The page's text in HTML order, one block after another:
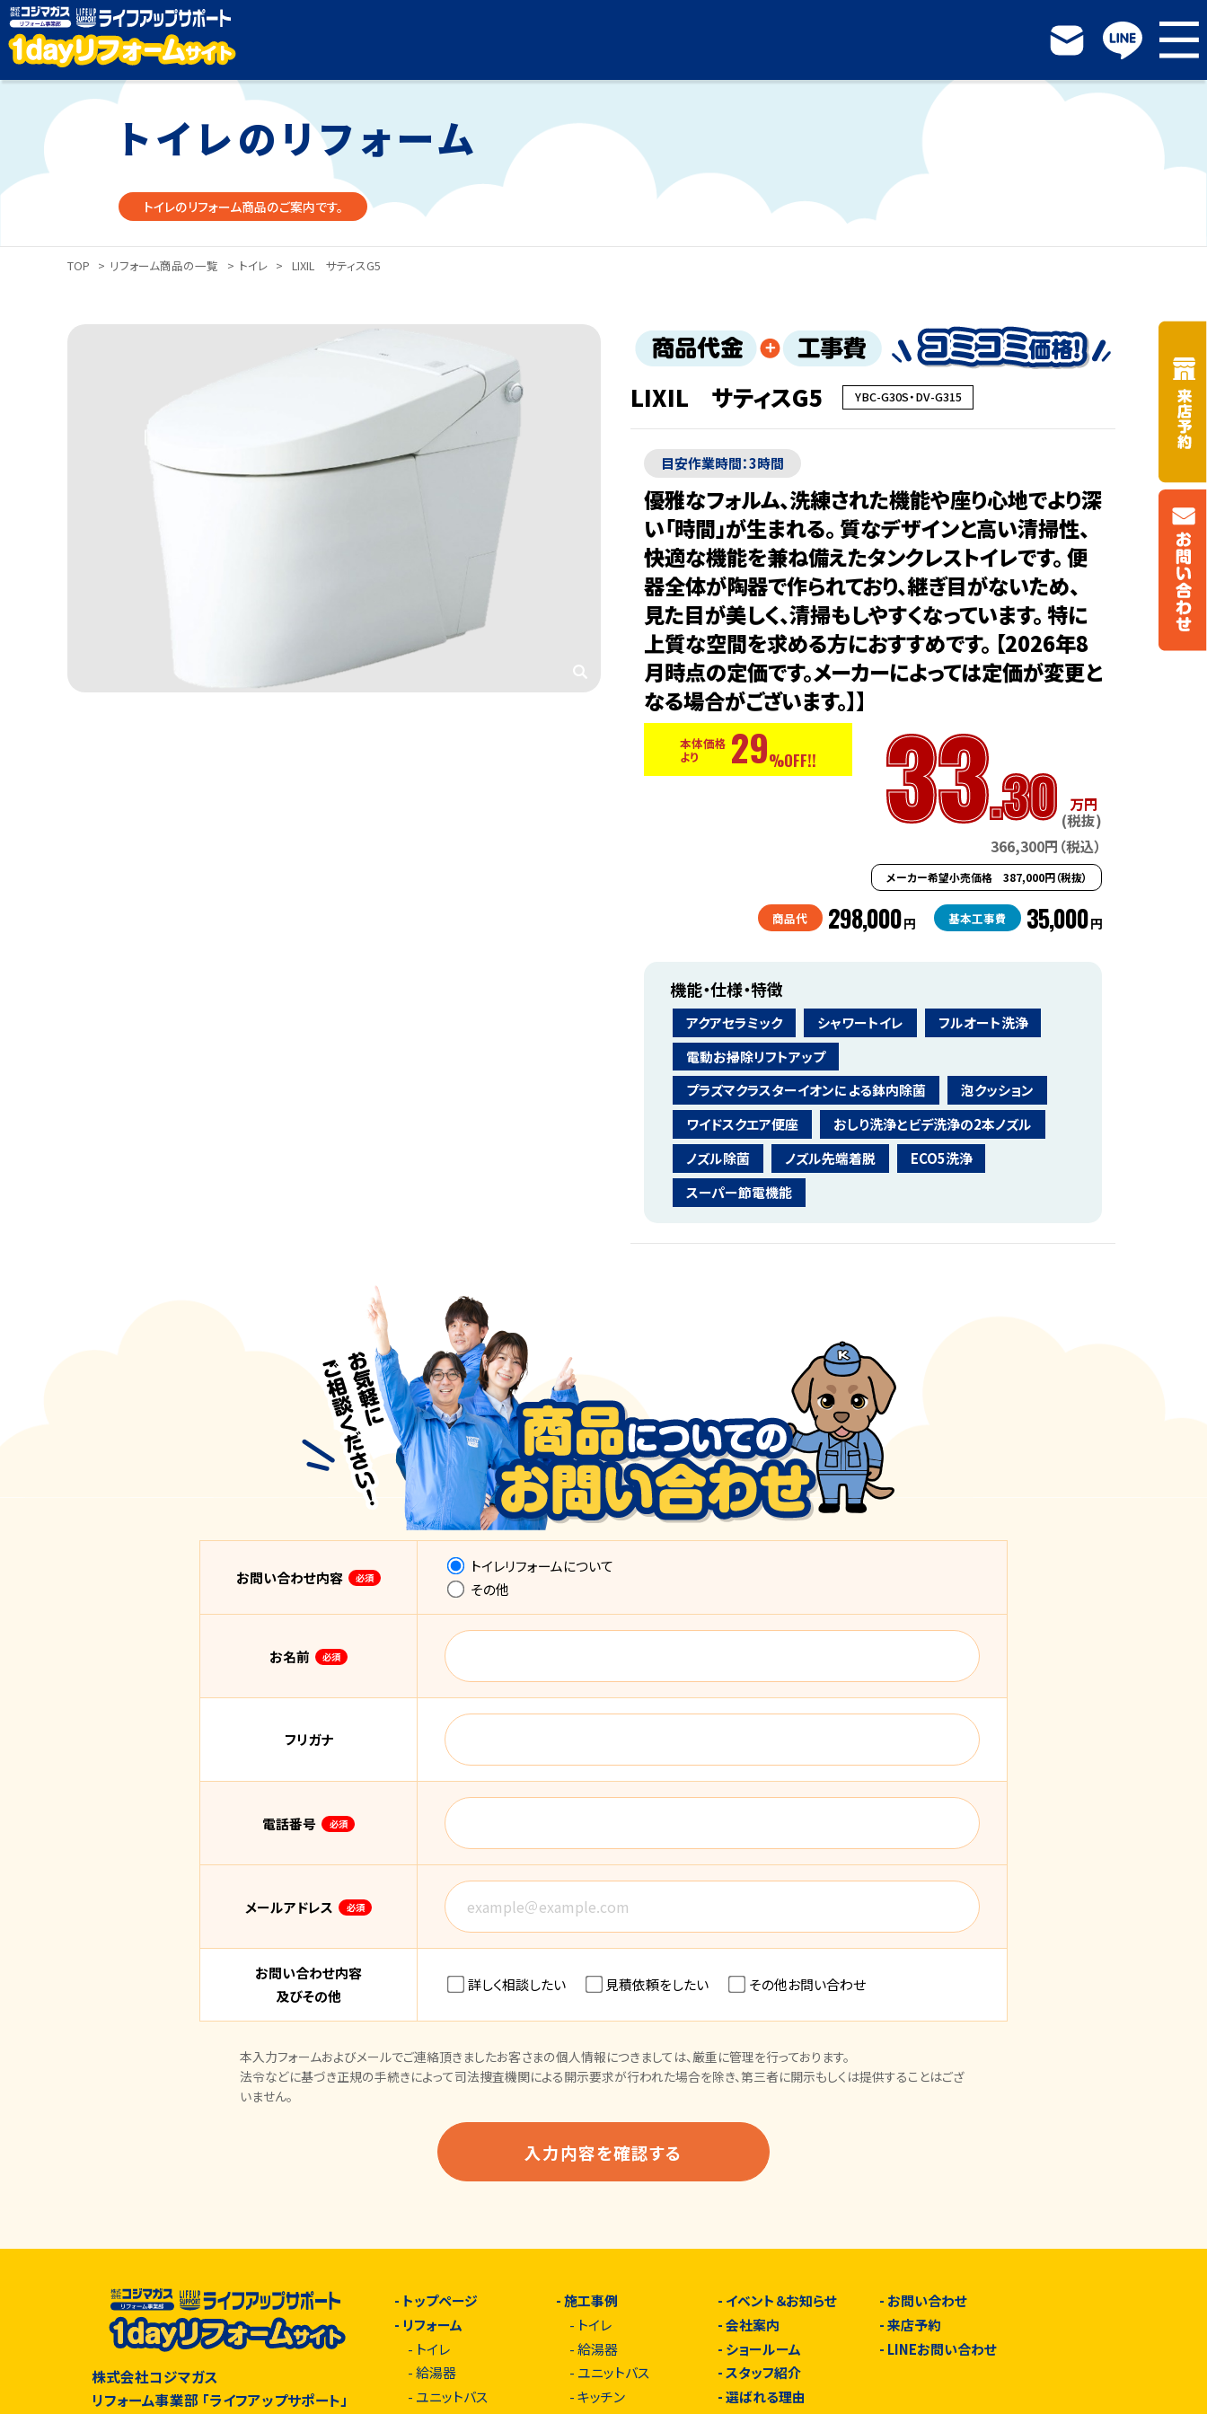
トイレのリフォーム
トイレのリフォーム商品のご案内です。
TOP > リフォーム商品の一覧 > トイレ > LIXIL サティスG5
LIXIL サティスG5 YBC-G30S・DV-G315
目安作業時間：3時間
優雅なフォルム、洗練された機能や座り心地でより深
い「時間」が生まれる。 質なデザインと高い清掃性、
快適な機能を兼ね備えたタンクレストイレです。 便
器全体が陶器で作られており、継ぎ目がないため、
見た目が美しく、清掃もしやすくなっています。 特に
上質な空間を求める方におすすめです。 【2026年8
月時点の定価です。メーカーによっては定価が変更と
なる場合がございます。】】
本体価格
より 29%OFF!! 33.30
万円
(税抜)
366,300円（税込）
メーカー希望小売価格 387,000円（税抜）
商品代 298,000円 基本工事費 35,000円
機能・仕様・特徴
アクアセラミック シャワートイレ
フルオート洗浄
電動お掃除リフトアップ
プラズマクラスターイオンによる鉢内除菌
泡クッション
ワイドスクエア便座
おしり洗浄とビデ洗浄の2本ノズル
ノズル除菌
ノズル先端着脱
ECO5洗浄
スーパー節電機能
お問い合わせ内容 必須
トイレリフォームについて
その他
お名前 必須
フリガナ
電話番号 必須
メールアドレス 必須
お問い合わせ内容
及びその他
詳しく相談したい 見積依頼をしたい その他お問い合わせ
本入力フォームおよびメールでご連絡頂きましたお客さまの個人情報につきましては、厳重に管理を行っております。
法令などに基づき正規の手続きによって司法捜査機関による開示要求が行われた場合を除き、第三者に開示もしくは提供することはござ
いません。
株式会社コジマガス
リフォーム事業部 「ライフアップサポート」
- トップページ
- リフォーム
- トイレ
-給湯器
- ユニットバス
-施工事例
- トイレ
-給湯器
- ユニットバス
-キッチン
- イベント＆お知らせ
-会社案内
- ショールーム
-スタッフ紹介
-選ばれる理由
- お問い合わせ
-来店予約
- LINEお問い合わせ